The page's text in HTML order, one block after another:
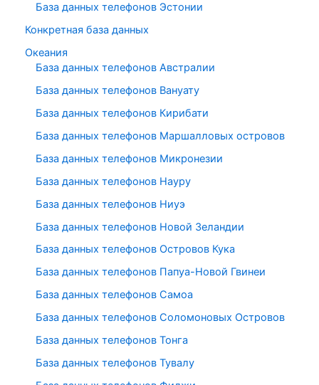
База данных телефонов Эстонии
Конкретная база данных
Океания
База данных телефонов Австралии
База данных телефонов Вануату
База данных телефонов Кирибати
База данных телефонов Маршалловых островов
База данных телефонов Микронезии
База данных телефонов Науру
База данных телефонов Ниуэ
База данных телефонов Новой Зеландии
База данных телефонов Островов Кука
База данных телефонов Папуа-Новой Гвинеи
База данных телефонов Самоа
База данных телефонов Соломоновых Островов
База данных телефонов Тонга
База данных телефонов Тувалу